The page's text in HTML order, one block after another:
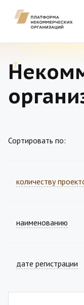
Сортировать по:
количеству
наименованию
дате регистрации